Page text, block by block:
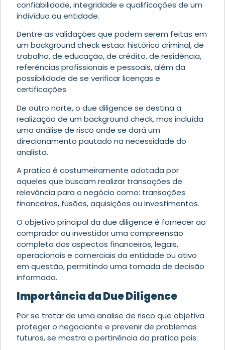
confiabilidade, integridade e qualificações de um
indivíduo ou entidade.
Dentre as validações que podem serem feitas em
um background check estão: histórico criminal, de
trabalho, de educação, de crédito, de residência,
referências profissionais e pessoais, além da
possibilidade de se verificar licenças e
certificações.
De outro norte, o due diligence se destina a
realização de um background check, mas incluída
uma análise de risco onde se dará um
direcionamento pautado na necessidade do
analista.
A pratica é costumeiramente adotada por
aqueles que buscam realizar transações de
relevância para o negócio como: transações
financeiras, fusões, aquisições ou investimentos.
O objetivo principal da due diligence é fornecer ao
comprador ou investidor uma compreensão
completa dos aspectos financeiros, legais,
operacionais e comerciais da entidade ou ativo
em questão, permitindo uma tomada de decisão
informada.
Importância da Due Diligence
Por se tratar de uma analise de risco que objetiva
proteger o negociante e prevenir de problemas
futuros, se mostra a pertinência da pratica pois: